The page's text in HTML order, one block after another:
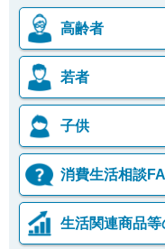
高齢者
若者
子供
消費生活相談
生活関連商品等